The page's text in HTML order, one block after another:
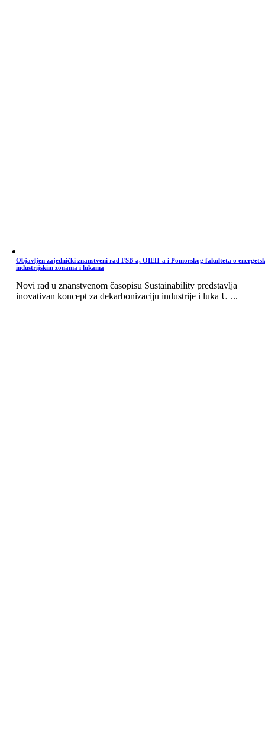
Objavljen zajednički znanstveni rad FSB-a, OIEH-a i Pomorskog fakulteta o
industrijskim zonama i lukama
Novi rad u znanstvenom časopisu Sustainability predstavlja
inovativan koncept za dekarbonizaciju industrije i luka U ...